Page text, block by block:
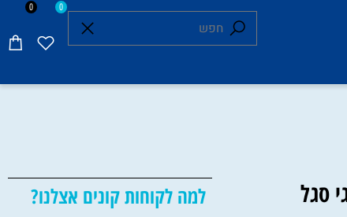
0 0
למה לקוחות קונים אצלנו?